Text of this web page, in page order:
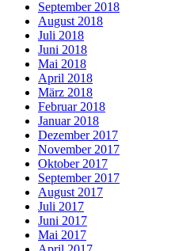
September 2018
August 2018
Juli 2018
Juni 2018
Mai 2018
April 2018
März 2018
Februar 2018
Januar 2018
Dezember 2017
November 2017
Oktober 2017
September 2017
August 2017
Juli 2017
Juni 2017
Mai 2017